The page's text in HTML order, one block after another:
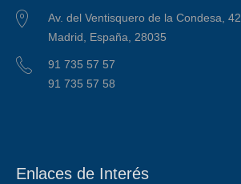
Av. del Ventisquero de la Condesa, 42
Madrid, España, 28035
91 735 57 57
91 735 57 58
Enlaces de Interés